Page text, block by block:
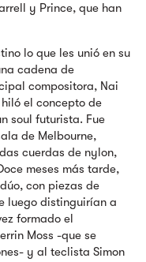
y Prince, que han
lo que les unió en su
cadena de
compositora, Nai
el concepto de
soul futurista. Fue
de Melbourne,
cuerdas de nylon,
meses más tarde,
con piezas de
luego distinguirían a
formado el
Moss -que se
y al teclista Simon